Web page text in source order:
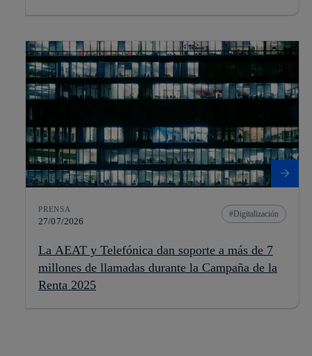
PRENSA
27/07/2026
Digitalización
La AEAT y Telefónica dan soporte a más de 7
millones de llamadas durante la Campaña de la
Renta 2025